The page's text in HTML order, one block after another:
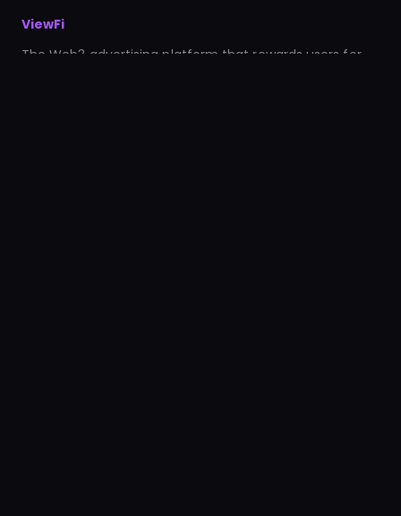
ViewFi
The Web3 advertising platform that rewards users for